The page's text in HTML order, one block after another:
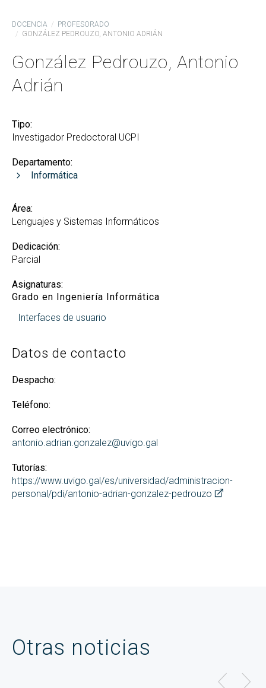
DOCENCIA
PROFESORADO
GONZÁLEZ PEDROUZO, ANTONIO ADRIÁN
González Pedrouzo, Antonio
Adrián
Tipo:
Investigador Predoctoral UCPI
Departamento:
Informática
Área:
Lenguajes y Sistemas Informáticos
Dedicación:
Parcial
Asignaturas:
Grado en Ingeniería Informática
Interfaces de usuario
Datos de contacto
Despacho:
Teléfono:
Correo electrónico:
antonio.adrian.gonzalez@uvigo.gal
Tutorías:
https://www.uvigo.gal/es/universidad/administracion-
personal/pdi/antonio-adrian-gonzalez-pedrouzo
Otras noticias